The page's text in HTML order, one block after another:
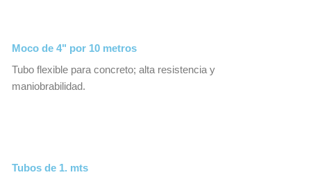
Moco de 4" por 10 metros
Tubo flexible para concreto; alta resistencia y
maniobrabilidad.
Tubos de 1. mts